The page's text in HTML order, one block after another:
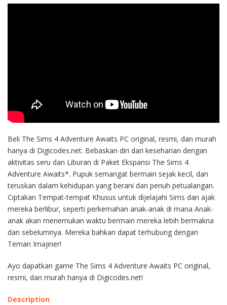
Beli The Sims 4 Adventure Awaits PC original, resmi, dan murah
hanya di Digicodes.net. Bebaskan diri dari keseharian dengan
aktivitas seru dan Liburan di Paket Ekspansi The Sims 4
Adventure Awaits*. Pupuk semangat bermain sejak kecil, dan
teruskan dalam kehidupan yang berani dan penuh petualangan.
Ciptakan Tempat-tempat Khusus untuk dijelajahi Sims dan ajak
mereka berlibur, seperti perkemahan anak-anak di mana Anak-
anak akan menemukan waktu bermain mereka lebih bermakna
dari sebelumnya. Mereka bahkan dapat terhubung dengan
Teman Imajiner!
Ayo dapatkan game The Sims 4 Adventure Awaits PC original,
resmi, dan murah hanya di Digicodes.net!
Description